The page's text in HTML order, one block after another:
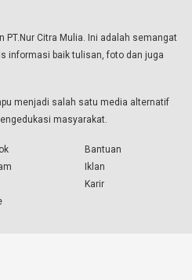
PT.Nur Citra Mulia. Ini adalah semangat
informasi baik tulisan, foto dan juga
menjadi salah satu media alternatif
masyarakat.
Bantuan
Iklan
Karir